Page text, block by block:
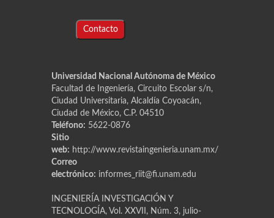
Contacto
Universidad Nacional Autónoma de México
Facultad de Ingeniería, Circuito Escolar s/n,
Ciudad Universitaria, Alcaldía Coyoacán,
Ciudad de México, C.P. 04510
Teléfono: 5622-0876
Sitio
web: http://www.revistaingenieria.unam.mx/
Correo
electrónico: informes_riit@fi.unam.edu
INGENIERÍA INVESTIGACIÓN Y
TECNOLOGÍA, Vol. XXVII, Núm. 3, julio-